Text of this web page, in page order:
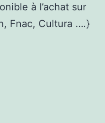
à l’achat sur
Fnac, Cultura ….}